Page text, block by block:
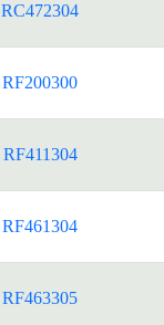
RC472304
RF200300
RF411304
RF461304
RF463305